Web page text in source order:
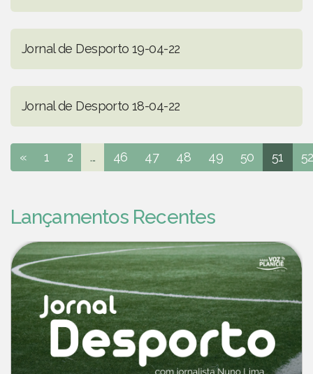
Jornal de Desporto 19-04-22
Jornal de Desporto 18-04-22
« 1 2 ... 46 47 48 49 50 51 52
Lançamentos Recentes